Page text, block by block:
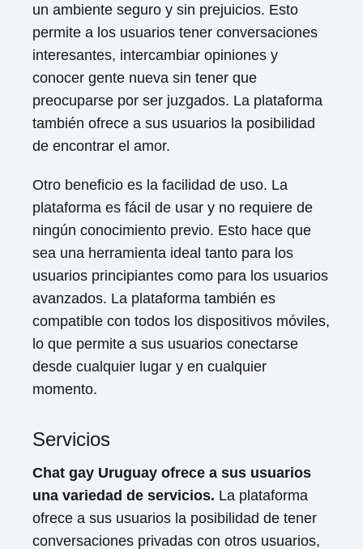
un ambiente seguro y sin prejuicios. Esto
permite a los usuarios tener conversaciones
interesantes, intercambiar opiniones y
conocer gente nueva sin tener que
preocuparse por ser juzgados. La plataforma
también ofrece a sus usuarios la posibilidad
de encontrar el amor.
Otro beneficio es la facilidad de uso. La
plataforma es fácil de usar y no requiere de
ningún conocimiento previo. Esto hace que
sea una herramienta ideal tanto para los
usuarios principiantes como para los usuarios
avanzados. La plataforma también es
compatible con todos los dispositivos móviles,
lo que permite a sus usuarios conectarse
desde cualquier lugar y en cualquier
momento.
Servicios
Chat gay Uruguay ofrece a sus usuarios
una variedad de servicios. La plataforma
ofrece a sus usuarios la posibilidad de tener
conversaciones privadas con otros usuarios,